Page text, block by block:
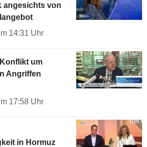
angesichts von
14:31 Uhr
um
Angriffen
17:58 Uhr
in Hormuz